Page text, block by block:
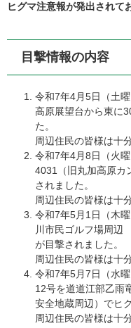
ヒグマ注意報が発出されて
目撃情報の内容
令和7年4月5日（土
高原展望台から東に
た。
周辺住民の皆様は十
令和7年4月8日（火
4031（旧丸加高原カ
されました。
周辺住民の皆様は十
令和7年5月1日（木
川市民ゴルフ場周辺
が目撃されました。
周辺住民の皆様は十
令和7年5月7日（水
12号を道道江部乙雨
安全地蔵周辺）でヒ
周辺住民の皆様は十